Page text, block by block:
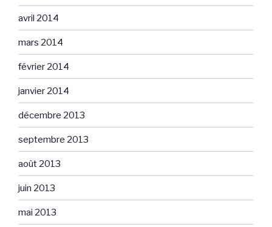
avril 2014
mars 2014
février 2014
janvier 2014
décembre 2013
septembre 2013
août 2013
juin 2013
mai 2013